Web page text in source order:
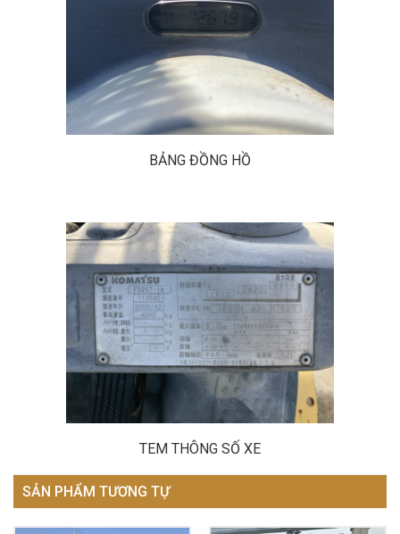
BẢNG ĐỒNG HỒ
TEM THÔNG SỐ XE
SẢN PHẨM TƯƠNG TỰ